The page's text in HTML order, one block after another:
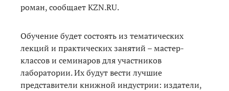
роман, сообщает KZN.RU.
Обучение будет состоять из тематических
лекций и практических занятий – мастер-
классов и семинаров для участников
лаборатории. Их будут вести лучшие
представители книжной индустрии: издатели,